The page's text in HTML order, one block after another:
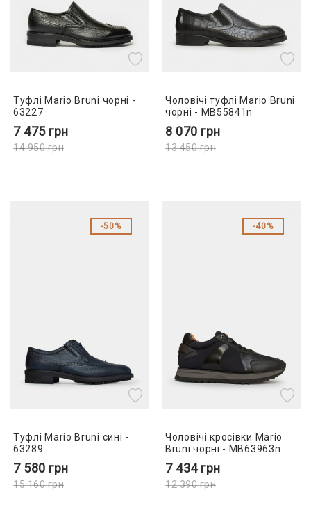
Туфлі Mario Bruni чорні -
63227
7 475 грн
14 950грн
Чоловічі туфлі Mario Bruni
чорні - MB55841n
8 070 грн
13 450грн
50%
Туфлі Mario Bruni сині -
63289
7 580 грн
15 160грн
40%
Чоловічі кросівки Mario
Bruni чорні - MB63963n
7 434грн
12 390грн